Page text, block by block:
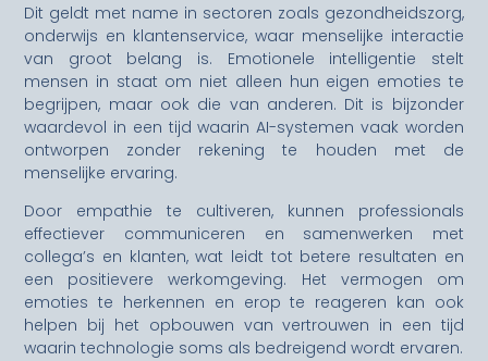
Dit geldt met name in sectoren zoals gezondheidszorg,
onderwijs en klantenservice, waar menselijke interactie
van groot belang is. Emotionele intelligentie stelt
mensen in staat om niet alleen hun eigen emoties te
begrijpen, maar ook die van anderen. Dit is bijzonder
waardevol in een tijd waarin AI-systemen vaak worden
ontworpen zonder rekening te houden met de
menselijke ervaring.
Door empathie te cultiveren, kunnen professionals
effectiever communiceren en samenwerken met
collega’s en klanten, wat leidt tot betere resultaten en
een positievere werkomgeving. Het vermogen om
emoties te herkennen en erop te reageren kan ook
helpen bij het opbouwen van vertrouwen in een tijd
waarin technologie soms als bedreigend wordt ervaren.